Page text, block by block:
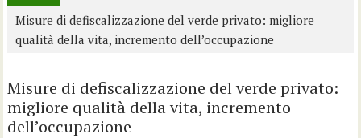
Misure di defiscalizzazione del verde privato: migliore
qualità della vita, incremento dell’occupazione
Misure di defiscalizzazione del verde privato:
migliore qualità della vita, incremento
dell’occupazione